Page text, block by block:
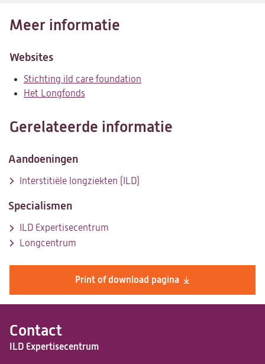
Contact
ILD Expertisecentrum
Print of download pagina
Meer informatie
Websites
Stichting ild care foundation
nieuwe
Het Longfonds
een
Gerelateerde informatie
Aandoeningen
Interstitiële longziekten (ILD)
Specialismen
ILD Expertisecentrum
Longcentrum